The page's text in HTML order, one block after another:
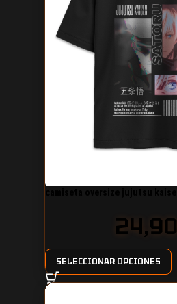
24,90
SELECCIONAR OPCIONES